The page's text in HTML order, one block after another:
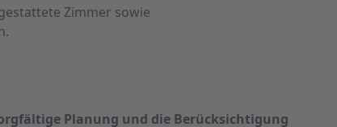
Zimmer sowie
Planung und die Berücksichtigung